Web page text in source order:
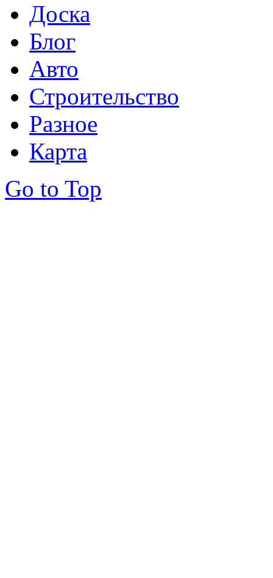
Доска
Блог
Авто
Строительство
Разное
Карта
Go to Top